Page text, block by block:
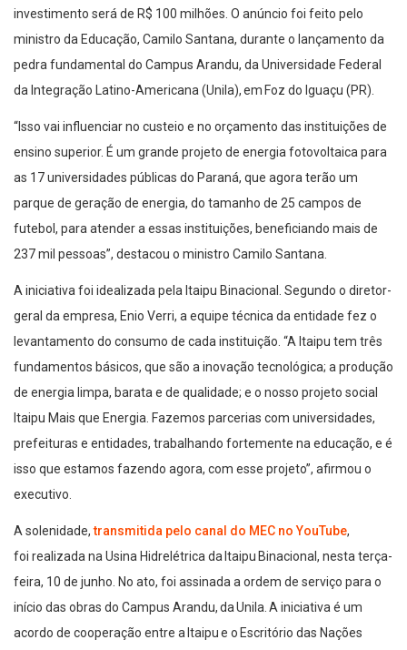
investimento será de R$ 100 milhões. O anúncio foi feito pelo
ministro da Educação, Camilo Santana, durante o lançamento da
pedra fundamental do Campus Arandu, da Universidade Federal
da Integração Latino-Americana (Unila), em Foz do Iguaçu (PR).
“Isso vai influenciar no custeio e no orçamento das instituições de
ensino superior. É um grande projeto de energia fotovoltaica para
as 17 universidades públicas do Paraná, que agora terão um
parque de geração de energia, do tamanho de 25 campos de
futebol, para atender a essas instituições, beneficiando mais de
237 mil pessoas”, destacou o ministro Camilo Santana.
A iniciativa foi idealizada pela Itaipu Binacional. Segundo o diretor-
geral da empresa, Enio Verri, a equipe técnica da entidade fez o
levantamento do consumo de cada instituição. “A Itaipu tem três
fundamentos básicos, que são a inovação tecnológica; a produção
de energia limpa, barata e de qualidade; e o nosso projeto social
Itaipu Mais que Energia. Fazemos parcerias com universidades,
prefeituras e entidades, trabalhando fortemente na educação, e é
isso que estamos fazendo agora, com esse projeto”, afirmou o
executivo.
A solenidade,transmitida pelo canal do MEC no YouTube,
foi realizada na Usina Hidrelétrica da Itaipu Binacional, nesta terça-
feira, 10 de junho. No ato, foi assinada a ordem de serviço para o
início das obras do Campus Arandu, da Unila. A iniciativa é um
acordo de cooperação entre a Itaipu e o Escritório das Nações